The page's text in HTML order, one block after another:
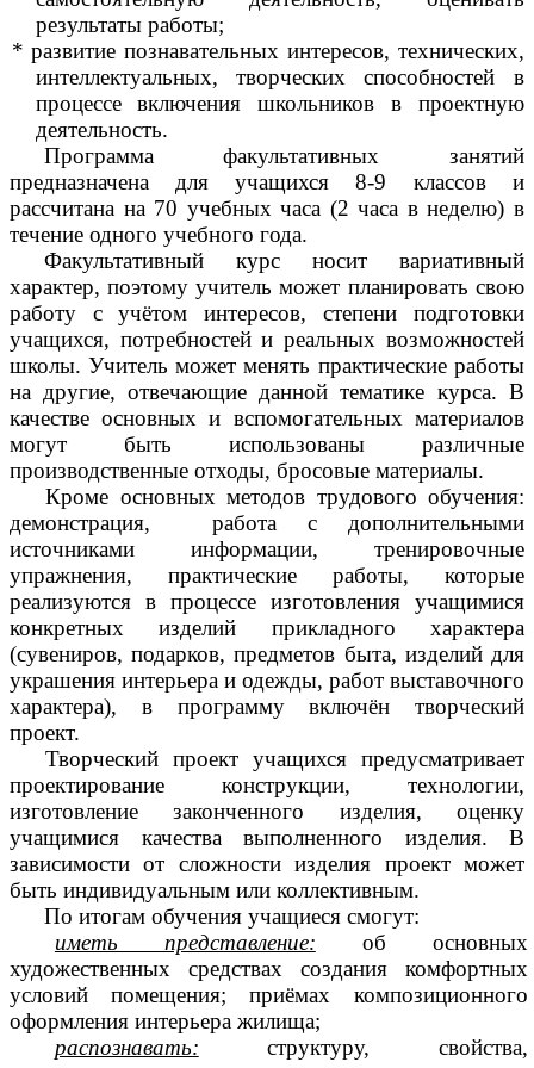
результаты работы;
* развитие познавательных интересов, технических,
интеллектуальных, творческих способностей в
процессе включения школьников в проектную
деятельность.
Программа факультативных занятий
предназначена для учащихся 8-9 классов и
рассчитана на 70 учебных часа (2 часа в неделю) в
течение одного учебного года.
Факультативный курс носит вариативный
характер, поэтому учитель может планировать свою
работу с учётом интересов, степени подготовки
учащихся, потребностей и реальных возможностей
школы. Учитель может менять практические работы
на другие, отвечающие данной тематике курса. В
качестве основных и вспомогательных материалов
могут быть использованы различные
производственные отходы, бросовые материалы.
Кроме основных методов трудового обучения:
демонстрация, работа с дополнительными
источниками информации, тренировочные
упражнения, практические работы, которые
реализуются в процессе изготовления учащимися
конкретных изделий прикладного характера
(сувениров, подарков, предметов быта, изделий для
украшения интерьера и одежды, работ выставочного
характера), в программу включён творческий
проект.
Творческий проект учащихся предусматривает
проектирование конструкции, технологии,
изготовление законченного изделия, оценку
учащимися качества выполненного изделия. В
зависимости от сложности изделия проект может
быть индивидуальным или коллективным.
По итогам обучения учащиеся смогут:
иметь представление: об основных
художественных средствах создания комфортных
условий помещения; приёмах композиционного
оформления интерьера жилища;
распознавать: структуру, свойства,